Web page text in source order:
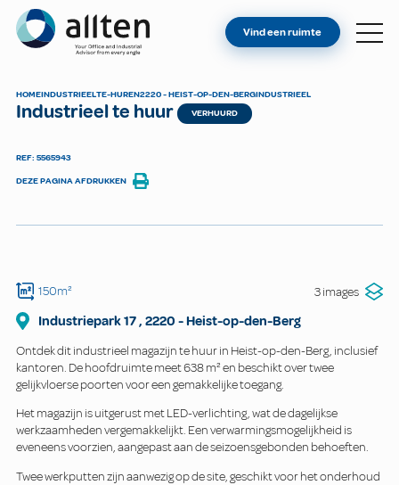
Allten
VIND EEN RUIMTE
CONTACT
Vind een ruimte
HOMEINDUSTRIEELTE-HUREN2220 - HEIST-OP-DEN-BERGINDUSTRIEEL
Industrieel te huur VERHUURD
REF: 5565943
DEZE PAGINA AFDRUKKEN
150m² 3 images
Industriepark17, 2220 -Heist-op-den-Berg
Ontdek dit industrieel magazijn te huur in Heist-op-den-Berg, inclusief
kantoren. De hoofdruimte meet 638 m² en beschikt over twee
gelijkvloerse poorten voor een gemakkelijke toegang.
Het magazijn is uitgerust met LED-verlichting, wat de dagelijkse
werkzaamheden vergemakkelijkt. Een verwarmingsmogelijkheid is
eveneens voorzien, aangepast aan de seizoensgebonden behoeften.
Twee werkputten zijn aanwezig op de site, geschikt voor het onderhoud